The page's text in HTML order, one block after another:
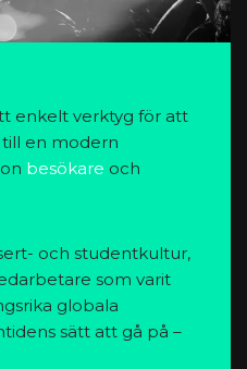
enkelt verktyg för att
en modern
besökare och
och studentkultur,
som varit
globala
sätt att gå på –